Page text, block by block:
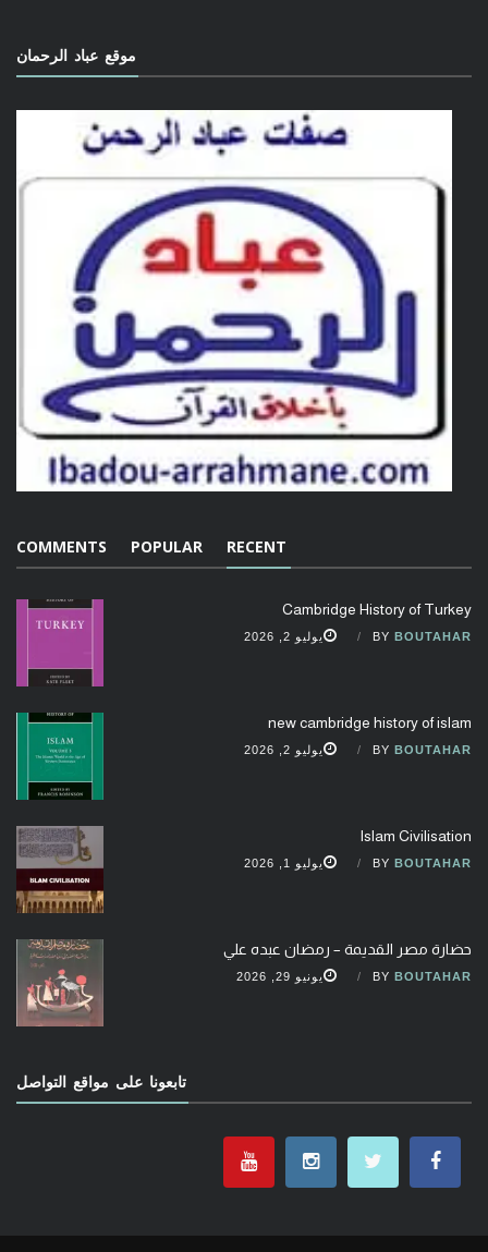
موقع عباد الرحمان
RECENT
POPULAR
COMMENTS
Cambridge History of Turkey
BY BOUTAHAR يوليو 2, 2026
new cambridge history of islam
BY BOUTAHAR يوليو 2, 2026
Islam Civilisation
BY BOUTAHAR يوليو 1, 2026
حضارة مصر القديمة – رمضان عبده علي
BY BOUTAHAR يونيو 29, 2026
تابعونا على مواقع التواصل